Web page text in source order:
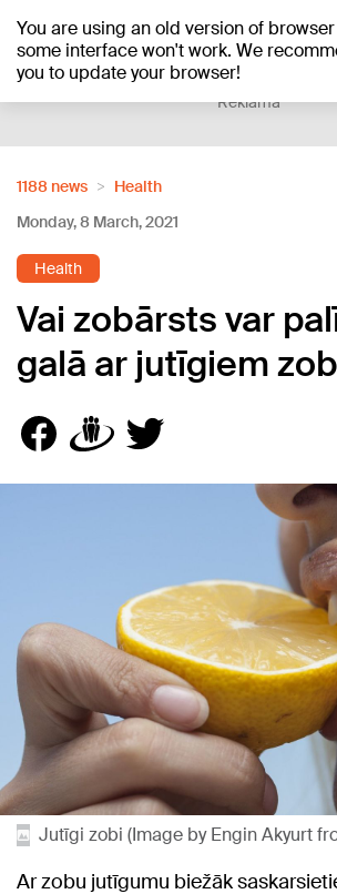
You are using an old version of
some interface won't work. We
you to update your browser!
+16°C
Reklāma
1188 news
Health
Monday, 8 March, 2021
Health
Vai zobārsts var
galā ar jutīgiem
Jutīgi zobi (Image by Engin Akyurt
Ar zobu jutīgumu biežāk